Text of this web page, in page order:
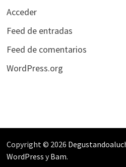
Acceder
Feed de entradas
Feed de comentarios
WordPress.org
Copyright © 2026
WordPress yBam.